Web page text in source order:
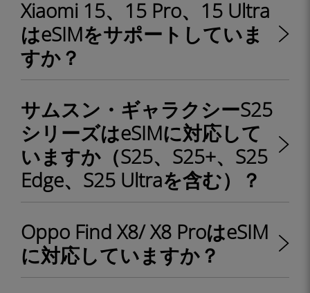
Xiaomi 15、15 Pro、15 Ultra
はeSIMをサポートしていま
すか？
サムスン・ギャラクシーS25
シリーズはeSIMに対応して
いますか（S25、S25+、S25
Edge、S25 Ultraを含む）？
Oppo Find X8/ X8 ProはeSIM
に対応していますか？